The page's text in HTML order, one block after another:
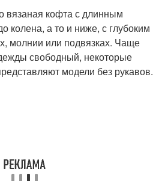
вязаная кофта с длинным
колена, а то и ниже, с глубоким
молнии или подвязках. Чаще
свободный, некоторые
модели без рукавов.